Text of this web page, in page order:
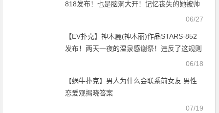
818发布！也是脑洞大开！记忆丧失的她被帅
06/27
【EV扑克】神木麗(神木丽)作品STARS-852
发布！两天一夜的温泉感谢祭！违反了这规则
06/18
【蜗牛扑克】男人为什么会联系前女友 男性
恋爱观揭晓答案
07/19